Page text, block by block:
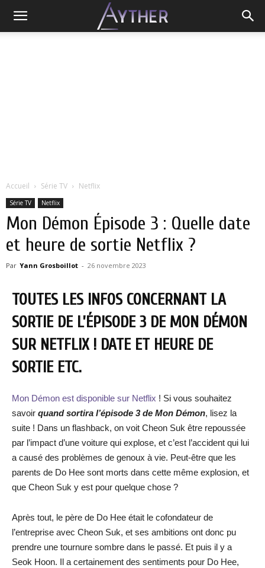
Accueil Série TV Netflix
Série TV Netflix
Mon Démon Épisode 3 : Quelle date
et heure de sortie Netflix ?
Par Yann Grosboillot - 26 novembre 2023
TOUTES LES INFOS CONCERNANT LA
SORTIE DE L’ÉPISODE 3 DE MON DÉMON
SUR NETFLIX ! DATE ET HEURE DE
SORTIE ETC.
Mon Démon est disponible sur Netflix ! Si vous souhaitez
savoir quand sortira l’épisode 3 de Mon Démon, lisez la
suite ! Dans un flashback, on voit Cheon Suk être repoussée
par l’impact d’une voiture qui explose, et c’est l’accident qui lui
a causé des problèmes de genoux à vie. Peut-être que les
parents de Do Hee sont morts dans cette même explosion, et
que Cheon Suk y est pour quelque chose ?
Après tout, le père de Do Hee était le cofondateur de
l’entreprise avec Cheon Suk, et ses ambitions ont donc pu
prendre une tournure sombre dans le passé. Et puis il y a
Seok Hoon. Il a certainement des sentiments pour Do Hee,